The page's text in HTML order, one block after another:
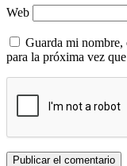
Web
Guarda mi nombre,
para la próxima vez